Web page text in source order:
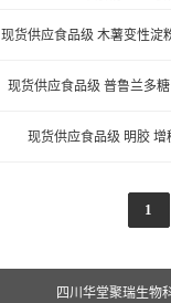
现货供应食品级 木薯变性淀
现货供应食品级 普鲁兰多
现货供应食品级 明胶 增
1
四川华堂聚瑞生物